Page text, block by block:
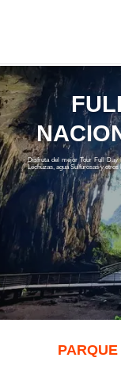
Disfruta del mejor Tour Full Day
Lechuzas, agua Sulfurosas y